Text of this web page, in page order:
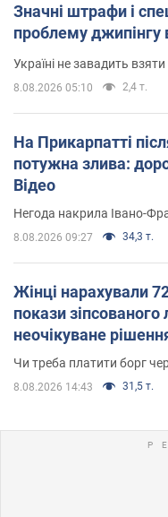
Значні штрафи і
проблему
Україні не завадить
8.08.2026 05:10 2,4 т.
На Прикарпатті
потужна злива:
Відео
Негода накрила Івано-
8.08.2026 09:27 34,3 т.
Жінці нарахували
покази
неочікуване
Чи треба платити борг
8.08.2026 14:43 31,5 т.